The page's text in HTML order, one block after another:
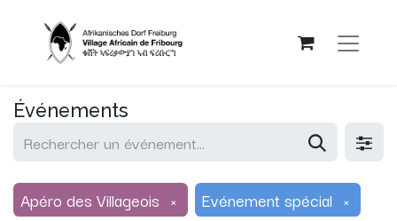
Événements
Apéro des Villageois × Evénement spécial ×